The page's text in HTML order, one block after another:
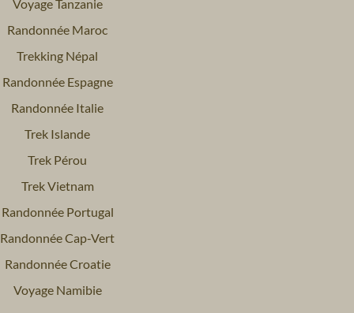
Voyage Tanzanie
Randonnée Maroc
Trekking Népal
Randonnée Espagne
Randonnée Italie
Trek Islande
Trek Pérou
Trek Vietnam
Randonnée Portugal
Randonnée Cap-Vert
Randonnée Croatie
Voyage Namibie